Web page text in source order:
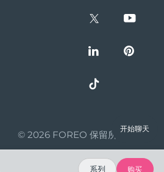
© 2026 FOREO 保留所有权利
开始聊天
系列 购买